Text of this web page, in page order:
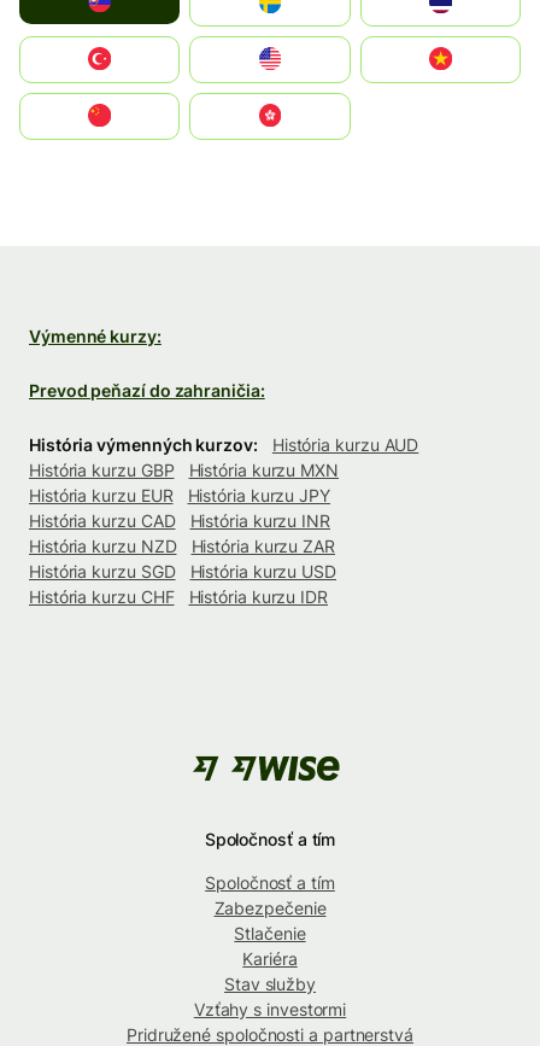
United States
中國香港特別行政區
Výmenné kurzy:
Prevod peňazí do zahraničia:
História výmenných kurzov:
História kurzu AUD
História kurzu GBP
História kurzu MXN
História kurzu EUR
História kurzu JPY
História kurzu CAD
História kurzu INR
História kurzu NZD
História kurzu ZAR
História kurzu SGD
História kurzu USD
História kurzu CHF
História kurzu IDR
Spoločnosť a tím
Spoločnosť a tím
Zabezpečenie
Stlačenie
Kariéra
Stav služby
Vzťahy s investormi
Pridružené spoločnosti a partnerstvá